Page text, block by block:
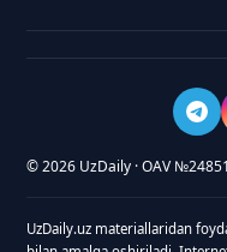
© 2026 UzDaily · OAV
UzDaily.uz materiallaridan